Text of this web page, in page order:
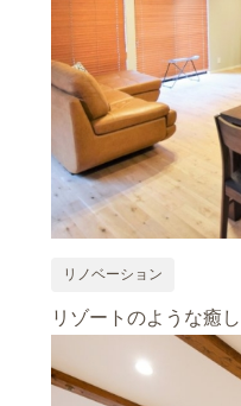
リノベーション
リゾートのような癒